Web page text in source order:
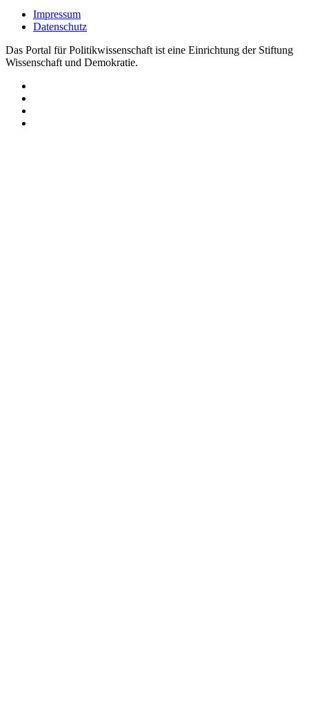
Impressum
Datenschutz
Das Portal für Politikwissenschaft ist eine Einrichtung der Stiftung
Wissenschaft und Demokratie.